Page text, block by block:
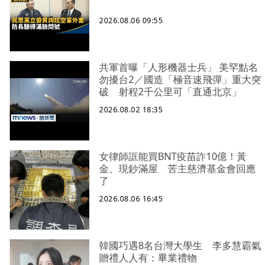
2026.08.06 09:55
共軍首曝「人形機器士兵」 美罕點名
勿擾台2／國造「極音速飛彈」重大突
破 射程2千公里可「直通北京」
2026.08.02 18:35
女律師誆能買BNT疫苗詐10億！黃
金、現鈔滿屋 苦主慈濟基金會回應
了
2026.08.06 16:45
韓國巧遇8名台灣大學生 李多慧霸氣
贈禮人人有：畢業禮物